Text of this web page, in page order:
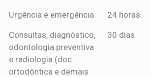
*Procedimentos Amil
*Pagamento
mensal*
Urgência e emergência 24 horas
Consultas, diagnóstico,
odontologia preventiva
e radiologia (doc.
ortodôntica e demais
30 dias